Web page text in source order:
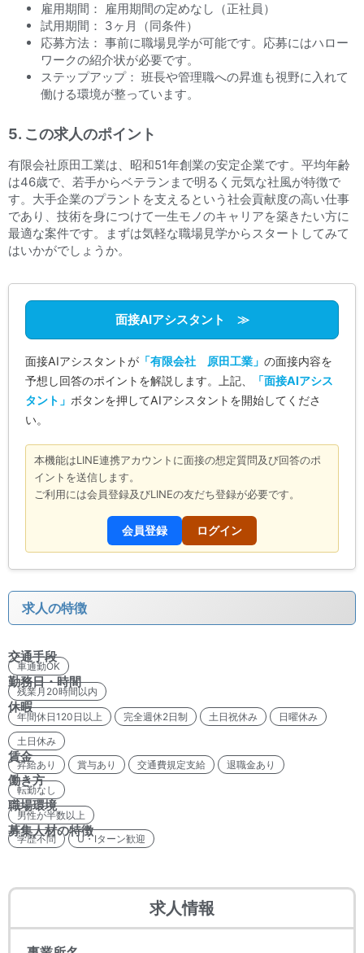
雇用期間： 雇用期間の定めなし（正社員）
試用期間： 3ヶ月（同条件）
応募方法： 事前に職場見学が可能です。応募にはハロー
ワークの紹介状が必要です。
ステップアップ： 班長や管理職への昇進も視野に入れて
働ける環境が整っています。
5. この求人のポイント
有限会社原田工業は、昭和51年創業の安定企業です。平均年齢
は46歳で、若手からベテランまで明るく元気な社風が特徴で
す。大手企業のプラントを支えるという社会貢献度の高い仕事
であり、技術を身につけて一生モノのキャリアを築きたい方に
最適な案件です。まずは気軽な職場見学からスタートしてみて
はいかがでしょうか。
面接AIアシスタント ≫
面接AIアシスタントが 「有限会社 原田工業」 の面接内容を
予想し回答のポイントを解説します。上記、
「面接AIアシス
タント」 ボタンを押してAIアシスタントを開始してくださ
い。
本機能はLINE連携アカウントに面接の想定質問及び回答のポ
イントを送信します。
ご利用には会員登録及びLINEの友だち登録が必要です。
会員登録 ログイン
求人の特徴
交通手段
車通勤OK
勤務日・時間
残業月20時間以内
休暇
年間休日120日以上 完全週休2日制 土日祝休み
日曜休み
土日休み
賃金
昇給あり 賞与あり 交通費規定支給 退職金あり
働き方
転勤なし
職場環境
男性が半数以上
募集人材の特徴
学歴不問 U・Iターン歓迎
求人情報